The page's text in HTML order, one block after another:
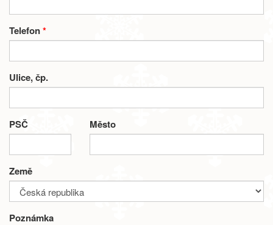
Telefon*
Ulice, čp.
PSČ Město
Země
Poznámka